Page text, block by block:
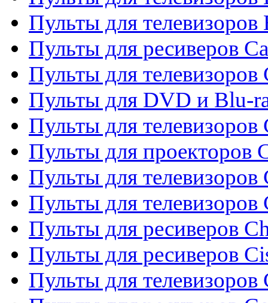
Пульты для телевизоров
Пульты для ресиверов
Пульты для телевизоров
Пульты для DVD и Blu-
Пульты для телевизоров
Пульты для проекторов
Пульты для телевизоров
Пульты для телевизоров
Пульты для ресиверов
Пульты для ресиверов
Пульты для телевизоров